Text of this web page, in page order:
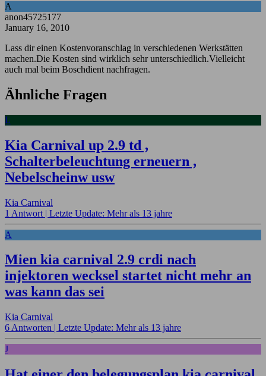
A
anon45725177
January 16, 2010
Lass dir einen Kostenvoranschlag in verschiedenen Werkstätten
machen.Die Kosten sind wirklich sehr unterschiedlich.Vielleicht
auch mal beim Boschdient nachfragen.
Ähnliche Fragen
L
Kia Carnival up 2.9 td ,
Schalterbeleuchtung erneuern ,
Nebelscheinw usw
Kia Carnival
1 Antwort | Letzte Update: Mehr als 13 jahre
A
Mien kia carnival 2.9 crdi nach
injektoren wecksel startet nicht mehr an
was kann das sei
Kia Carnival
6 Antworten | Letzte Update: Mehr als 13 jahre
J